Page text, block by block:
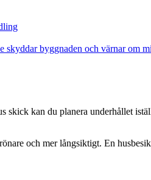
skyddar byggnaden och värnar
kan du planera underhållet
och mer långsiktigt. En